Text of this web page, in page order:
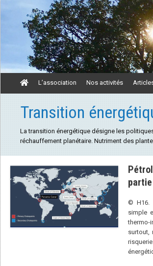
L’association Nos activités
Transition
La transition énergétique désigne les
réchauffement planétaire. Nutriment des
partie
© H16.
simple
surtout,